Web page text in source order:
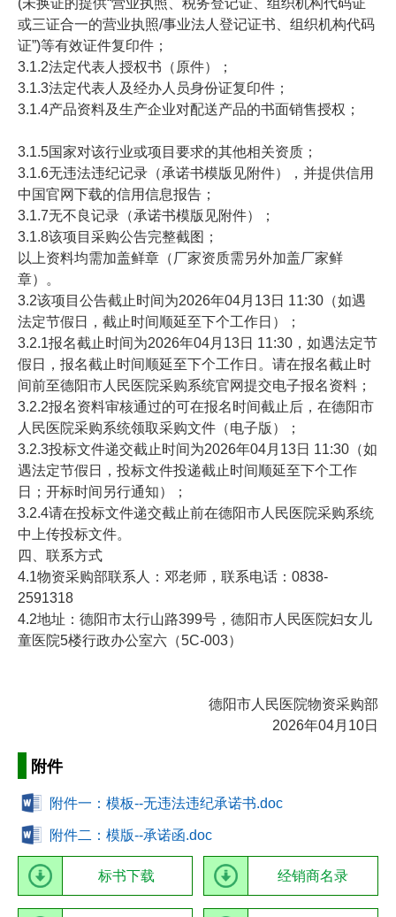
(未换证的提供“营业执照、税务登记证、组织机构代码证
或三证合一的营业执照/事业法人登记证书、组织机构代码
证”)等有效证件复印件；
3.1.2法定代表人授权书（原件）；
3.1.3法定代表人及经办人员身份证复印件；
3.1.4产品资料及生产企业对配送产品的书面销售授权；
3.1.5国家对该行业或项目要求的其他相关资质；
3.1.6无违法违纪记录（承诺书模版见附件），并提供信用
中国官网下载的信用信息报告；
3.1.7无不良记录（承诺书模版见附件）；
3.1.8该项目采购公告完整截图；
以上资料均需加盖鲜章（厂家资质需另外加盖厂家鲜
章）。
3.2该项目公告截止时间为2026年04月13日 11:30（如遇
法定节假日，截止时间顺延至下个工作日）；
3.2.1报名截止时间为2026年04月13日 11:30，如遇法定节
假日，报名截止时间顺延至下个工作日。请在报名截止时
间前至德阳市人民医院采购系统官网提交电子报名资料；
3.2.2报名资料审核通过的可在报名时间截止后，在德阳市
人民医院采购系统领取采购文件（电子版）；
3.2.3投标文件递交截止时间为2026年04月13日 11:30（如
遇法定节假日，投标文件投递截止时间顺延至下个工作
日；开标时间另行通知）；
3.2.4请在投标文件递交截止前在德阳市人民医院采购系统
中上传投标文件。
四、联系方式
4.1物资采购部联系人：邓老师，联系电话：0838-
2591318
4.2地址：德阳市太行山路399号，德阳市人民医院妇女儿
童医院5楼行政办公室六（5C-003）
德阳市人民医院物资采购部
2026年04月10日
附件
附件一：模板--无违法违纪承诺书.doc
附件二：模版--承诺函.doc
标书下载 经销商名录